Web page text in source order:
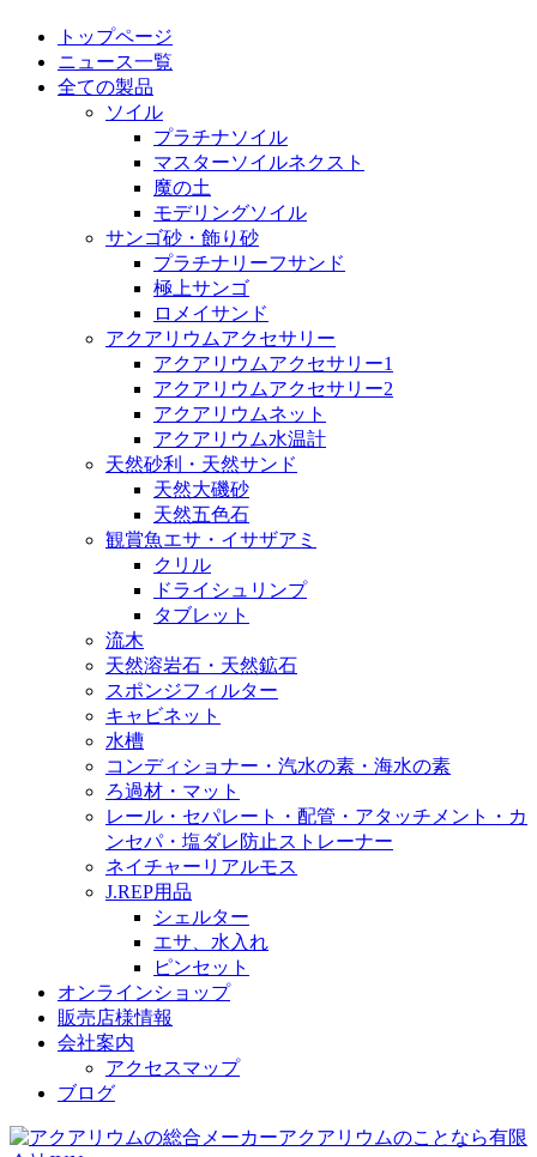
トップページ
ニュース一覧
全ての製品
ソイル
プラチナソイル
マスターソイルネクスト
魔の土
モデリングソイル
サンゴ砂・飾り砂
プラチナリーフサンド
極上サンゴ
ロメイサンド
アクアリウムアクセサリー
アクアリウムアクセサリー1
アクアリウムアクセサリー2
アクアリウムネット
アクアリウム水温計
天然砂利・天然サンド
天然大磯砂
天然五色石
観賞魚エサ・イサザアミ
クリル
ドライシュリンプ
タブレット
流木
天然溶岩石・天然鉱石
スポンジフィルター
キャビネット
水槽
コンディショナー・汽水の素・海水の素
ろ過材・マット
レール・セパレート・配管・アタッチメント・カ
ンセパ・塩ダレ防止ストレーナー
ネイチャーリアルモス
J.REP用品
シェルター
エサ、水入れ
ピンセット
オンラインショップ
販売店様情報
会社案内
アクセスマップ
ブログ